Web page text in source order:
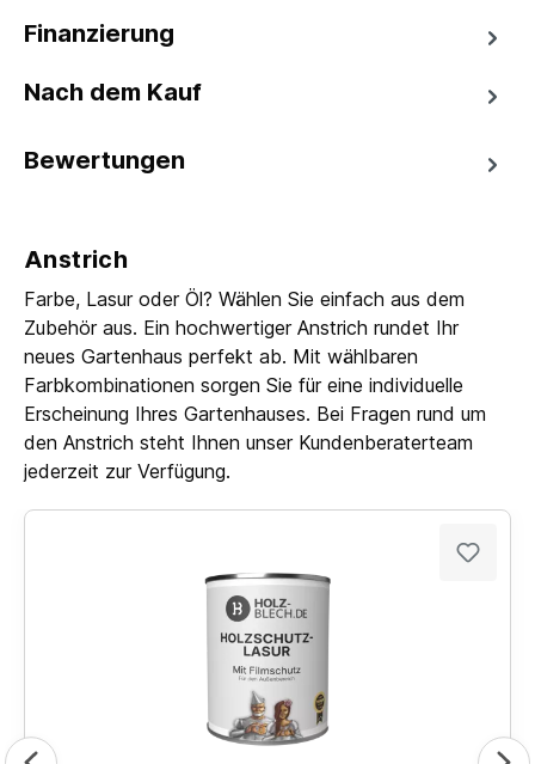
Finanzierung
Nach dem Kauf
Bewertungen
Anstrich
Farbe, Lasur oder Öl? Wählen Sie einfach aus dem
Zubehör aus. Ein hochwertiger Anstrich rundet Ihr
neues Gartenhaus perfekt ab. Mit wählbaren
Farbkombinationen sorgen Sie für eine individuelle
Erscheinung Ihres Gartenhauses. Bei Fragen rund um
den Anstrich steht Ihnen unser Kundenberaterteam
jederzeit zur Verfügung.